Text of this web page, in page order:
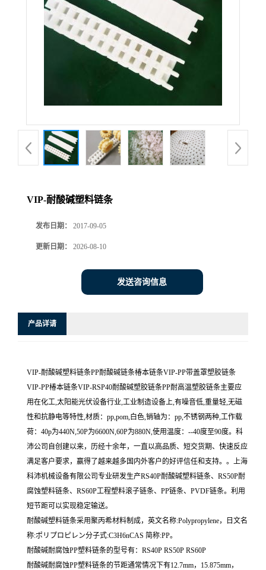
VIP-耐酸碱塑料链条
发布日期： 2017-09-05
更新日期： 2026-08-10
发送咨询信息
产品详请
VIP-耐酸碱塑料链条PP耐酸碱链条椿本链条VIP-PP带盖罩塑胶链条
VIP-PP椿本链条VIP-RSP40耐酸碱塑胶链条PP耐高温塑胶链条主要应
用在化工,太阳能光伏设备行业,工业制造设备上,有噪音低,重量轻,无磁
性和抗静电等特性,材质：pp,pom,白色,销轴为：pp,不锈钢两种,工作载
荷：40p为440N,50P为6600N,60P为880N,使用温度：--40度至90度。科
沛公司自创建以来，历经十余年，一直以高品质、短交货期、快速反应
满足客户要求，赢得了越来越多国内外客户的好评信任和支持。。上海
科沛机械设备有限公司专业研发生产RS40P耐酸碱塑料链条、RS50P耐
腐蚀塑料链条、RS60P工程塑料滚子链条、PP链条、PVDF链条。利用
短节距可以实现稳定输送。
耐酸碱塑料链条采用聚丙希材料制成，英文名称:Polypropylene，日文名
称:ポリプロピレン分子式:C3H6nCAS 简称:PP。
耐酸碱耐腐蚀PP塑料链条的型号有：RS40P RS50P RS60P
耐酸碱耐腐蚀PP塑料链条的节距通常情况下有12.7mm，15.875mm，